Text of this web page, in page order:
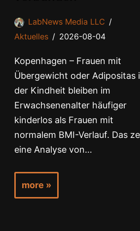
LabNews Media LLC
Aktuelles
2026-08-04
Kopenhagen – Frauen mit
Übergewicht oder Adipositas
der Kindheit bleiben im
Erwachsenenalter häufiger
kinderlos als Frauen mit
normalem BMI-Verlauf. Das
eine Analyse von…
more »